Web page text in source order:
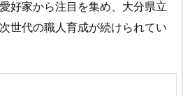
好家から注目を集め、大分県立
世代の職人育成が続けられてい